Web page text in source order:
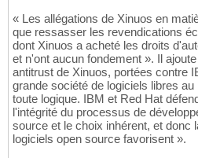
« Les allégations de Xinuos en
que ressasser les revendications
dont Xinuos a acheté les droits
et n'ont aucun fondement ». Il
antitrust de Xinuos, portées contre
grande société de logiciels libres
toute logique. IBM et Red Hat
l'intégrité du processus de
source et le choix inhérent, et donc
logiciels open source favorisent ».